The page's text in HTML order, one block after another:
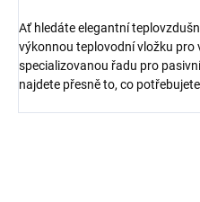
Ať hledáte elegantní
výkonnou teplovodní vložku pro
specializovanou řadu pro
najdete přesně to, co